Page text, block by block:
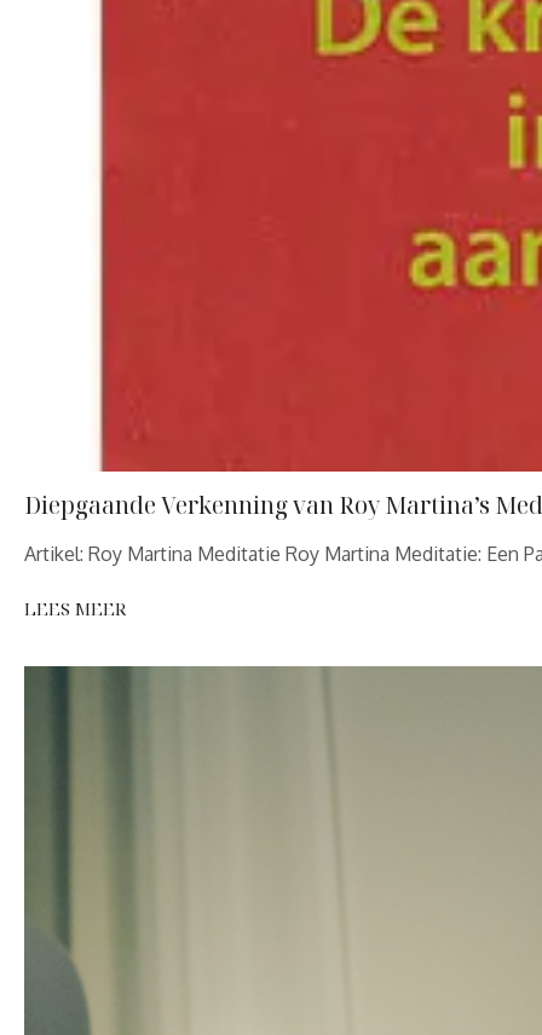
Diepgaande Verkenning van Roy Martina’s
Artikel: Roy Martina Meditatie Roy Martina Meditatie: Een
LEES MEER